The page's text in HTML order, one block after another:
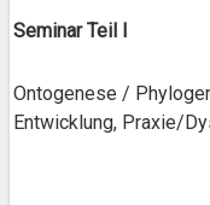
Seminar Teil I
Ontogenese /
Entwicklung, Praxie/